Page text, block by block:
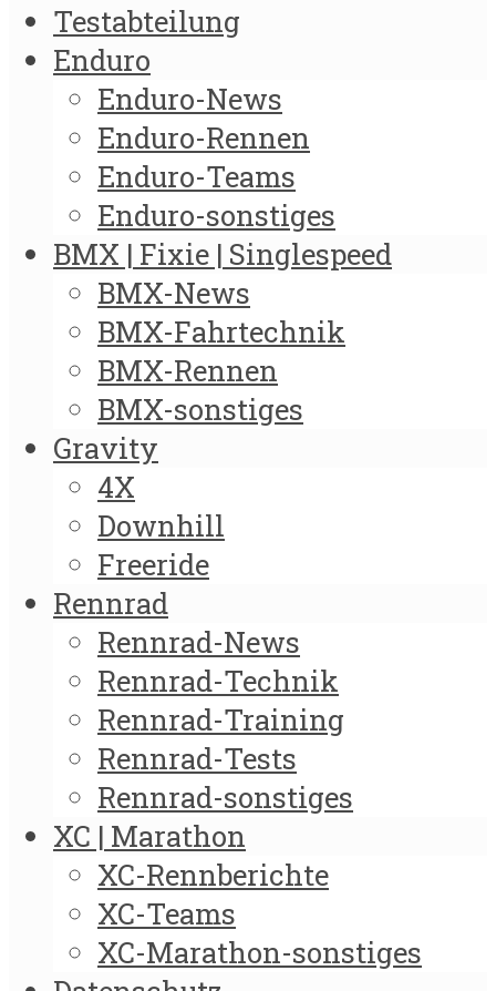
Testabteilung
Enduro
Enduro-News
Enduro-Rennen
Enduro-Teams
Enduro-sonstiges
BMX | Fixie | Singlespeed
BMX-News
BMX-Fahrtechnik
BMX-Rennen
BMX-sonstiges
Gravity
4X
Downhill
Freeride
Rennrad
Rennrad-News
Rennrad-Technik
Rennrad-Training
Rennrad-Tests
Rennrad-sonstiges
XC | Marathon
XC-Rennberichte
XC-Teams
XC-Marathon-sonstiges